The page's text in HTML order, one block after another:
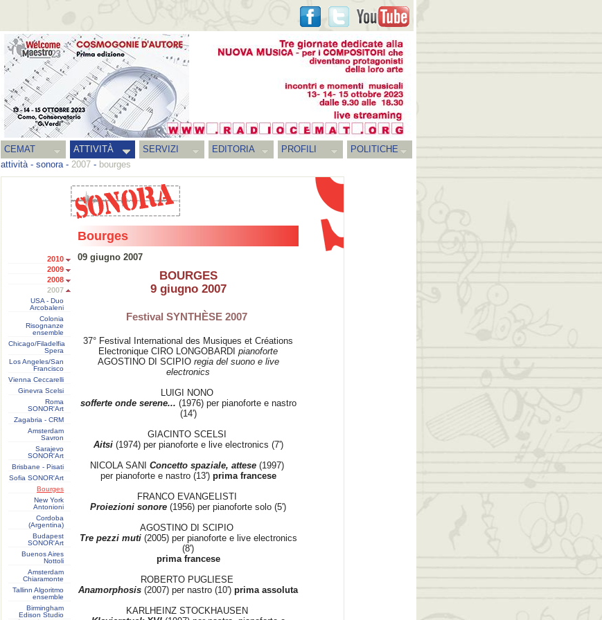
CEMAT ATTIVITÀ SERVIZI EDITORIA PROFILI
POLITICHE
attività- sonora- 2007 - bourges
2010
2009
2008
2007
USA - Duo
Arcobaleni
Colonia
Risognanze
ensemble
Chicago/Filadelfia
Spera
Los Angeles/San
Francisco
Vienna Ceccarelli
Ginevra Scelsi
Roma
SONOR'Art
Zagabria - CRM
Amsterdam
Savron
Sarajevo
SONOR'Art
Brisbane - Pisati
Sofia SONOR'Art
Bourges
New York
Antonioni
Cordoba
(Argentina)
Budapest
SONOR'Art
Buenos Aires
Nottoli
Amsterdam
Chiaramonte
Tallinn Algoritmo
ensemble
Birmingham
Edison Studio
Bourges
09 giugno 2007
BOURGES
9 giugno 2007
Festival SYNTHÈSE 2007
37° Festival International des Musiques et Créations
Electronique CIRO LONGOBARDI pianoforte
AGOSTINO DI SCIPIO regia del suono e live
electronics
LUIGI NONO
sofferte onde serene... (1976) per pianoforte e nastro
(14')
GIACINTO SCELSI
Aitsi(1974) per pianoforte e live electronics (7')
NICOLA SANI Concetto spaziale, attese (1997)
per pianoforte e nastro (13') prima francese
FRANCO EVANGELISTI
Proiezioni sonore (1956) per pianoforte solo (5')
AGOSTINO DI SCIPIO
Tre pezzi muti (2005) per pianoforte e live electronics
(8')
prima francese
ROBERTO PUGLIESE
Anamorphosis (2007) per nastro (10') prima assoluta
KARLHEINZ STOCKHAUSEN